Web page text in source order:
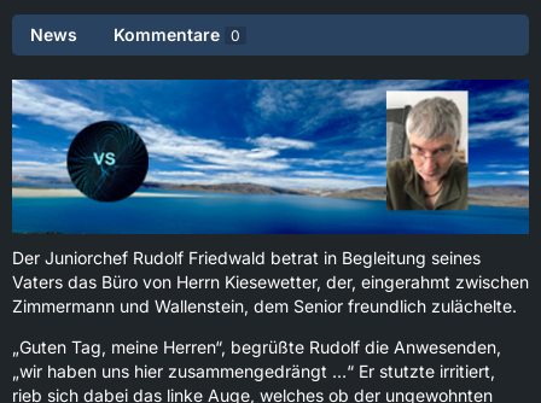
News Kommentare 0
Der Juniorchef Rudolf Friedwald betrat in Begleitung seines
Vaters das Büro von Herrn Kiesewetter, der, eingerahmt zwischen
Zimmermann und Wallenstein, dem Senior freundlich zulächelte.
„Guten Tag, meine Herren“, begrüßte Rudolf die Anwesenden,
„wir haben uns hier zusammengedrängt …“ Er stutzte irritiert,
rieb sich dabei das linke Auge, welches ob der ungewohnten